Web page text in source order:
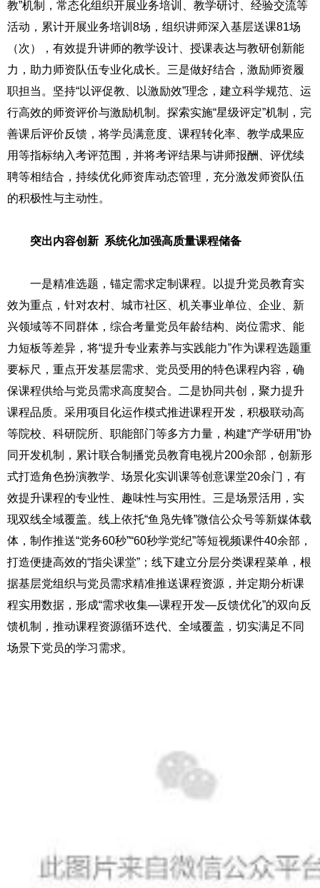
教”机制，常态化组织开展业务培训、教学研讨、经验交流等
活动，累计开展业务培训8场，组织讲师深入基层送课81场
（次），有效提升讲师的教学设计、授课表达与教研创新能
力，助力师资队伍专业化成长。三是做好结合，激励师资履
职担当。坚持“以评促教、以激励效”理念，建立科学规范、运
行高效的师资评价与激励机制。探索实施“星级评定”机制，完
善课后评价反馈，将学员满意度、课程转化率、教学成果应
用等指标纳入考评范围，并将考评结果与讲师报酬、评优续
聘等相结合，持续优化师资库动态管理，充分激发师资队伍
的积极性与主动性。
突出内容创新 系统化加强高质量课程储备
一是精准选题，锚定需求定制课程。以提升党员教育实
效为重点，针对农村、城市社区、机关事业单位、企业、新
兴领域等不同群体，综合考量党员年龄结构、岗位需求、能
力短板等差异，将“提升专业素养与实践能力”作为课程选题重
要标尺，重点开发基层需求、党员受用的特色课程内容，确
保课程供给与党员需求高度契合。二是协同共创，聚力提升
课程品质。采用项目化运作模式推进课程开发，积极联动高
等院校、科研院所、职能部门等多方力量，构建“产学研用”协
同开发机制，累计联合制播党员教育电视片200余部，创新形
式打造角色扮演教学、场景化实训课等创意课堂20余门，有
效提升课程的专业性、趣味性与实用性。三是场景活用，实
现双线全域覆盖。线上依托“鱼凫先锋”微信公众号等新媒体载
体，制作推送“党务60秒”“60秒学党纪”等短视频课件40余部，
打造便捷高效的“指尖课堂”；线下建立分层分类课程菜单，根
据基层党组织与党员需求精准推送课程资源，并定期分析课
程实用数据，形成“需求收集—课程开发—反馈优化”的双向反
馈机制，推动课程资源循环迭代、全域覆盖，切实满足不同
场景下党员的学习需求。